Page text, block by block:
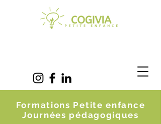
Formations Petite enfance
Journées pédagogiques